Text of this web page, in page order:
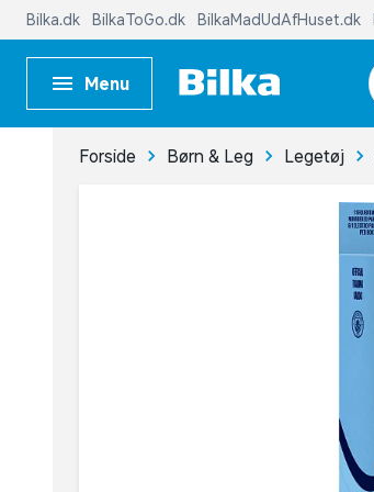
Bilka.dk BilkaToGo.dk BilkaMadUdAfHuset.dk
Menu
Forside Børn & Leg Legetøj